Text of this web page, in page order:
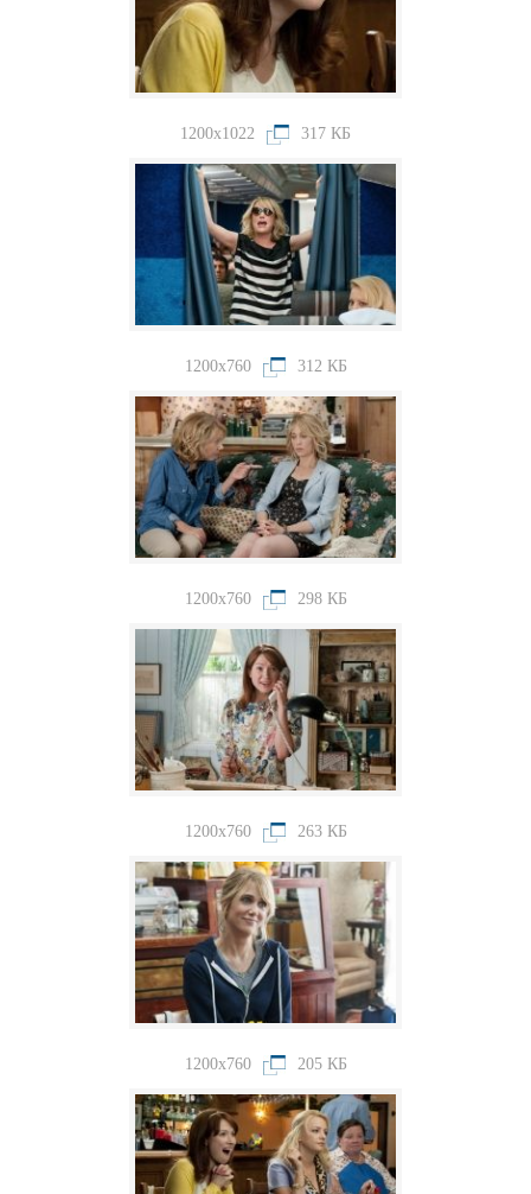
1200x1022 317 КБ
1200x760 312 КБ
1200x760 298 КБ
1200x760 263 КБ
1200x760 205 КБ